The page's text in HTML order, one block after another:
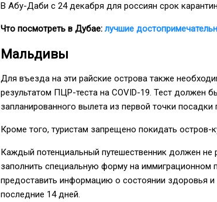
В Абу-Даби с 24 декабря для россиян срок
Что посмотреть в Дубае: лучшие
Мальдивы
Для въезда на эти райские острова также
результатом ПЦР-теста на COVID-19. Тест должен
запланированного вылета из первой точки
Кроме того, туристам запрещено покидать остров-
Каждый потенциальный путешественник должен не
заполнить специальную форму на иммиграционном
предоставить информацию о состоянии здоровья и
последние 14 дней.